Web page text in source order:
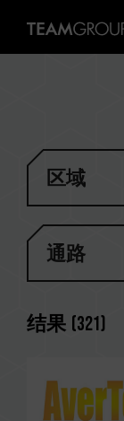
区域
通路
结果 (321)